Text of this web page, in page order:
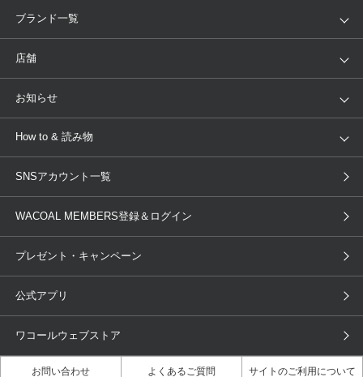
アイテム
トピックス
ブランド一覧
WACOAL
AMPHI une nana cool
OUR WACOAL
WACOAL Remamma
Licensed Brands
店舗
店舗を探す
ブラ無料診断
3Dボディスキャン
お知らせ
新着情報
商品回収
ニュース＆トピックス
How to & 読み物
下着の基礎知識
ブラパン ワコールスタイル
大人の工場見学inベトナム 人間科学研究開発センター見学
店舗体験記（マンガ）
ワコールカルネアプリ使い方ガイ
SNSアカウント一覧
WACOAL MEMBERS登録＆ログイン
プレゼント・キャンペーン
公式アプリ
ワコールウェブストア
お問い合わせ よくあるご質問 サイトのご利用について